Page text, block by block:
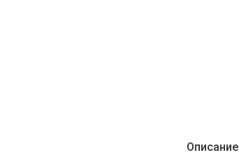
Описание